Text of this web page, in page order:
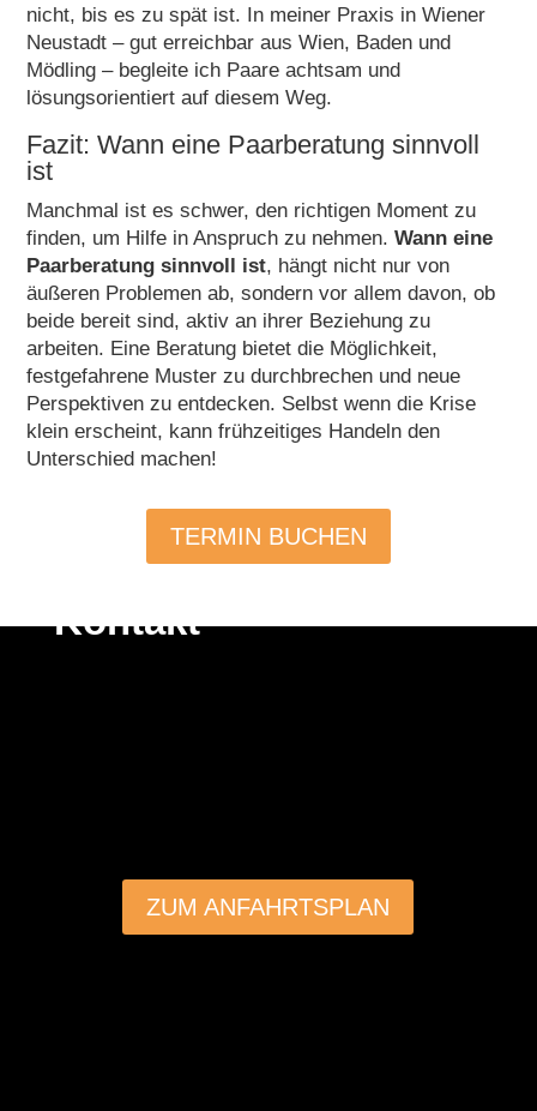
nicht, bis es zu spät ist. In meiner Praxis inWiener
Neustadt – gut erreichbar aus Wien, Baden und
Mödling – begleite ich Paare achtsam und
lösungsorientiert auf diesem Weg.
Fazit: Wann eine Paarberatung sinnvoll
ist
Manchmal ist es schwer, den richtigen Moment zu
finden, um Hilfe in Anspruch zu nehmen. Wann eine
Paarberatung sinnvoll ist, hängt nicht nur von
äußeren Problemen ab, sondern vor allem davon, ob
beide bereit sind, aktiv an ihrer Beziehung zu
arbeiten. Eine Beratung bietet die Möglichkeit,
festgefahrene Muster zu durchbrechen und neue
Perspektiven zu entdecken. Selbst wenn die Krise
klein erscheint, kann frühzeitiges Handeln den
Unterschied machen!
TERMIN BUCHEN
Kontakt
ZUM ANFAHRTSPLAN